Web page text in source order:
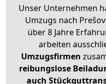
Unser Unternehmen
Umzugs nach
über 8 Jahre
arbeiten
Umzugsfirmen
reibungslose
auch